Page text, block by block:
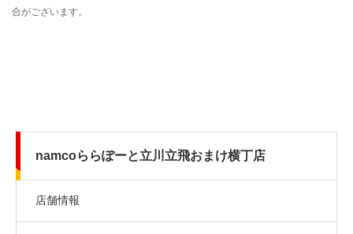
namcoららぽーと立川立飛おまけ横丁店
店舗情報